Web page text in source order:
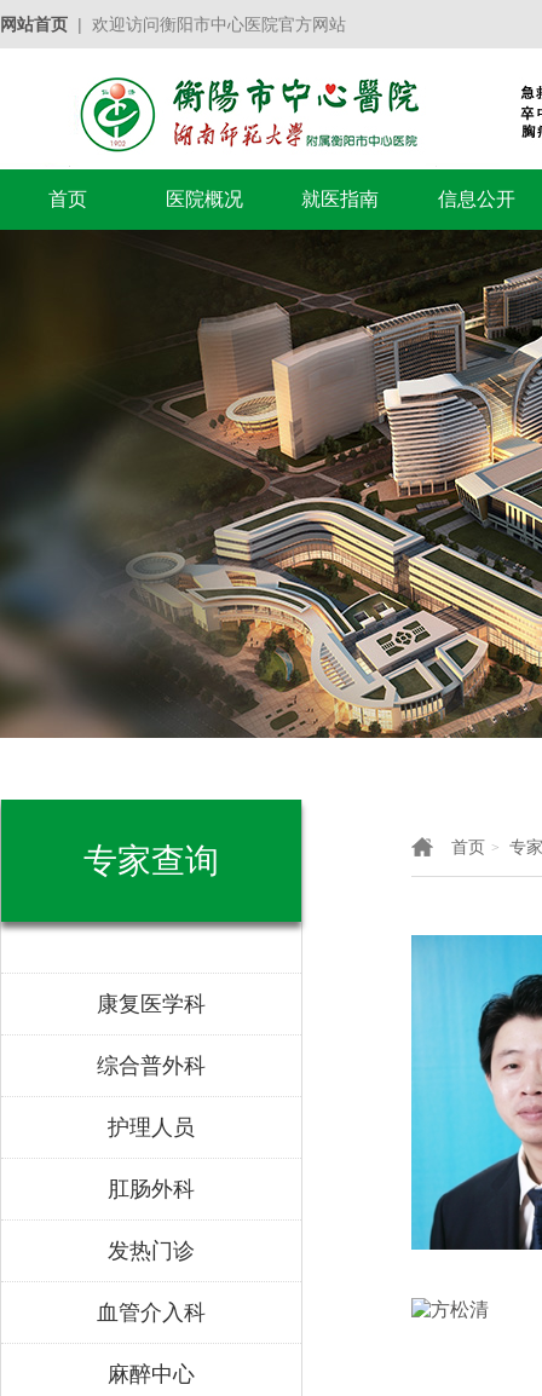
网站首页 | 欢迎访问衡阳市中心医院官方网站
首页 医院概况 就医指南 信息公开
专家查询
康复医学科
综合普外科
护理人员
肛肠外科
发热门诊
血管介入科
麻醉中心
首页 > 专